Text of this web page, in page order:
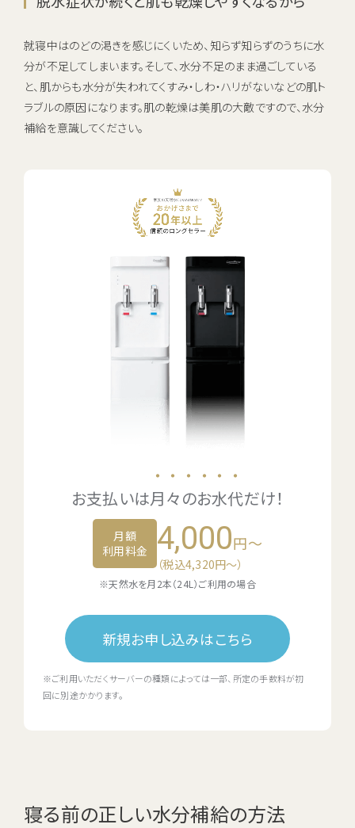
就寝中はのどの渇きを感じにくいため、知らず知らずのうちに水
分が不足してしまいます。そして、水分不足のまま過ごしている
と、肌からも水分が失われてくすみ・しわ・ハリがないなどの肌ト
ラブルの原因になります。肌の乾燥は美肌の大敵ですので、水分
補給を意識してください。
お支払いは月々のお水代
・・・・・・
だけ！
月額
利用料金
4,000円～
（税込4,320円〜）
※天然水を月2本（24L）ご利用の場合
新規お申し込みはこちら
※ご利用いただくサーバーの種類によっては一部、所定の手数料が初
回に別途かかります。
寝る前の正しい水分補給の方法